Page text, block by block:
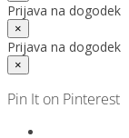
Prijava na dogodek
×
Prijava na dogodek
×
Pin It on Pinterest